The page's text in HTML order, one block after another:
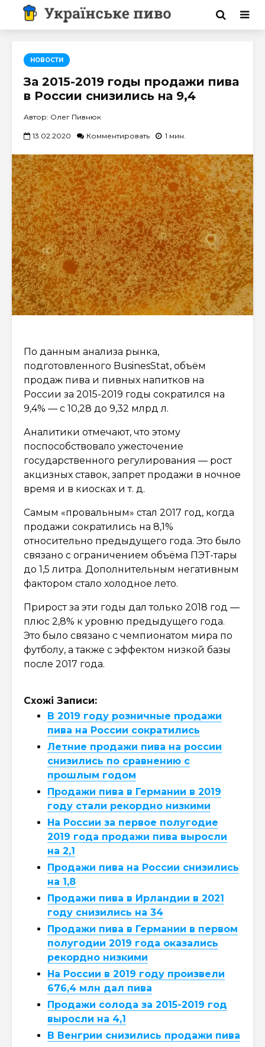
НОВОСТИ
За 2015-2019 годы продажи пива
в России снизились на 9,4
Автор: Олег Пивнюк
13.02.2020 Комментировать 1 мин.
По данным анализа рынка,
подготовленного BusinesStat, объём
продаж пива и пивных напитков на
России за 2015-2019 годы сократился на
9,4% — с 10,28 до 9,32 млрд л.
Аналитики отмечают, что этому
поспособствовало ужесточение
государственного регулирования — рост
акцизных ставок, запрет продажи в ночное
время и в киосках и т. д.
Самым «провальным» стал 2017 год, когда
продажи сократились на 8,1%
относительно предыдущего года. Это было
связано с ограничением объёма ПЭТ-тары
до 1,5 литра. Дополнительным негативным
фактором стало холодное лето.
Прирост за эти годы дал только 2018 год —
плюс 2,8% к уровню предыдущего года.
Это было связано с чемпионатом мира по
футболу, а также с эффектом низкой базы
после 2017 года.
Схожі Записи:
В 2019 году розничные продажи
пива на России сократились
Летние продажи пива на россии
снизились по сравнению с
прошлым годом
Продажи пива в Германии в 2019
году стали рекордно низкими
На России за первое полугодие
2019 года продажи пива выросли
на 2,1
Продажи пива на России снизились
на 1,8
Продажи пива в Ирландии в 2021
году снизились на 34
Продажи пива в Германии в первом
полугодии 2019 года оказались
рекордно низкими
На России в 2019 году произвели
676,4 млн дал пива
Продажи солода за 2015-2019 год
выросли на 4,1
В Венгрии снизились продажи пива